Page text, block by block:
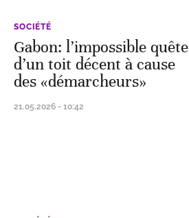
SOCIÉTÉ
Gabon: l’impossible quête
d’un toit décent à cause
des «démarcheurs»
21.05.2026 - 10:42